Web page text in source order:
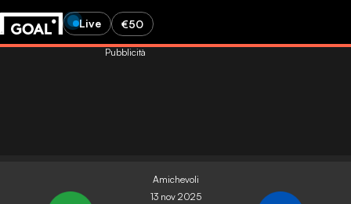
Live €50
Pubblicità
Amichevoli
13 nov 2025